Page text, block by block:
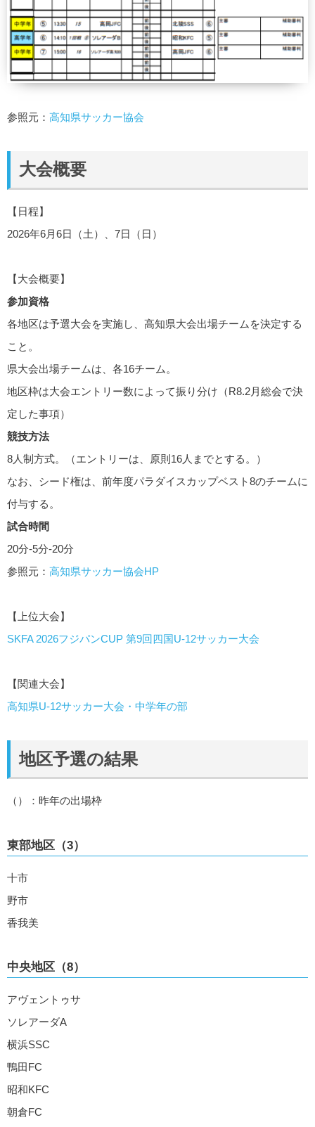
参照元： 高知県サッカー協会
大会概要
【日程】
2026年6月6日（土）、7日（日）
【大会概要】
参加資格
各地区は予選大会を実施し、高知県大会出場チームを決定する
こと。
県大会出場チームは、各16チーム。
地区枠は大会エントリー数によって振り分け（R8.2月総会で決
定した事項）
競技方法
8人制方式。（エントリーは、原則16人までとする。）
なお、シード権は、前年度パラダイスカップベスト8のチームに
付与する。
試合時間
20分-5分-20分
参照元： 高知県サッカー協会HP
【上位大会】
SKFA 2026フジパンCUP 第9回四国U-12サッカー大会
【関連大会】
高知県U-12サッカー大会・中学年の部
地区予選の結果
（）：昨年の出場枠
東部地区（3）
十市
野市
香我美
中央地区（8）
アヴェントゥサ
ソレアーダA
横浜SSC
鴨田FC
昭和KFC
朝倉FC